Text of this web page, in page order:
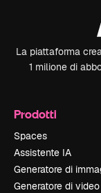
La piattaforma
1 milione di
Prodotti
Spaces
Assistente IA
Generatore di
Generatore di